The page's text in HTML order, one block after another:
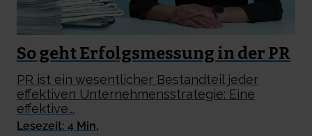
So geht Erfolgsmessung in der PR
PR ist ein wesentlicher Bestandteil jeder
effektiven Unternehmensstrategie: Eine
effektive...
Lesezeit: 4 Min.